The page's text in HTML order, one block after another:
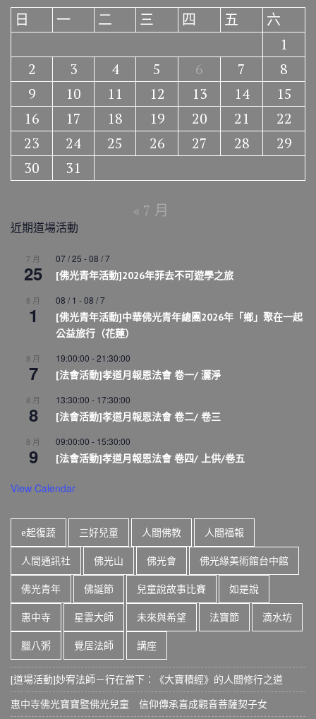
日
一 二 三 四 五
六
1
2
3 4 5 6 7
8
9
10 11 12 13 14
15
16
17 18 19 20 21
22
23
24 25 26 27 28
29
30
31
« 7 月
近期道場活動
7 月
25
07 / 25 -08 / 7
[佛光青年活動]2026年菲去不可遊學之旅
8 月
1
08 / 1 -08 / 7
[佛光青年活動]中華佛光青年總團2026年「鄉」聚在一起
公益旅行（花蓮）
8 月
7
19:00:00 -21:30:00
[法會活動]孝道月報恩法會 卷一/ 灑淨
8 月
8
13:30:00 - 17:30:00
[法會活動]孝道月報恩法會 卷二/ 卷三
8 月
9
09:00:00 - 15:30:00
[法會活動]孝道月報恩法會 卷四/ 上供/卷五
View Calendar
e起復蔬 三好兒童 人間佛教 人間福報
人間通訊社 佛光山 佛光會 佛光緣美術館台中館
佛光青年 佛誕節 兒童說故事比賽 如是說
惠中寺 星雲大師 未來與希望 法寶節 滴水坊
臘八粥 覺居法師 講座
[道場活動]妙宥法師－行在當下：《大寶積經》的人間修行之道
惠中寺佛光寶寶暨佛光兒童 信仰傳承喜成觀音菩薩契子女